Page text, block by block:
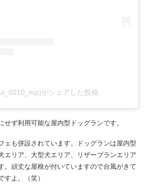
がシェアした投稿
せず利用可能な屋内型ドッグランです。
ェも併設されています。ドッグランは屋内型
エリア、大型犬エリア、リザーブランエリア
。頑丈な屋根が付いていますので台風がきて
すよ。（笑）